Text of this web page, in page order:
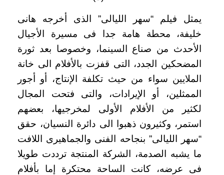
يمثل فيلم “سهر الليالى” الذى أخرجه هانى
خليفة، محطة هامة جدا فى مسيرة الأجيال
الأحدث من صناع السينما، وخصوصا بعد ثورة
المضحكين الجدد، التى قفزت بالأفلام الى خانة
الملايين سواء من حيث تكلفة الإنتاج، أو أجور
الممثلين، أو الإيرادات، والتى فتحت المجال
لكثير من الأفلام الأولى لمخرجيها، بعضهم
استمر، وكثيرون ذهبوا الى دائرة النسيان، حقق
“سهر الليالى” بنجاحه الفنى والجماهيرى اللافت
ما يشبه الصدمة، الشركة المنتجة ترددت طويلا
فى عرضه، كانت الساحة محتكرة إما بأفلام